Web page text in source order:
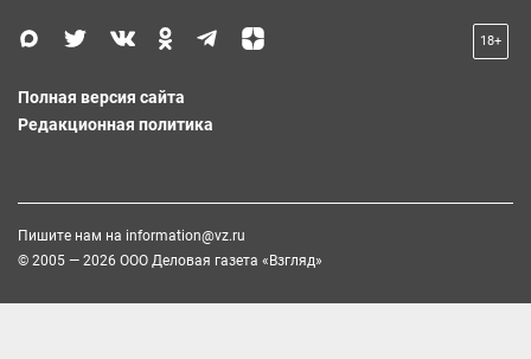
18+
Полная версия сайта
Редакционная политика
Пишите нам на information@vz.ru
© 2005 — 2026 ООО Деловая газета «Взгляд»